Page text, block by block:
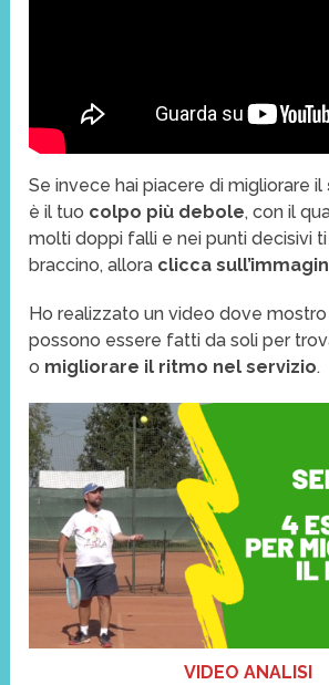
Se invece hai piacere di migliorare il
è il tuo colpo più debole, con il
molti doppi falli e nei punti decisivi
braccino, allora clicca
Ho realizzato un video dove mostro
possono essere fatti da soli per
o migliorare il ritmo nel servizio.
VIDEO ANALISI